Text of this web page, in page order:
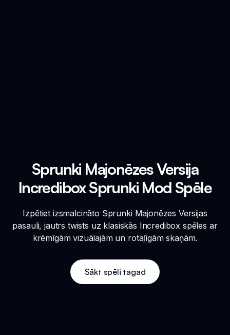
Sprunki Majonēzes Versija
Incredibox Sprunki Mod Spēle
Izpētiet izsmalcināto Sprunki Majonēzes Versijas
pasauli, jautrs twists uz klasiskās Incredibox spēles ar
krēmīgām vizuālajām un rotaļīgām skaņām.
Sākt spēli tagad